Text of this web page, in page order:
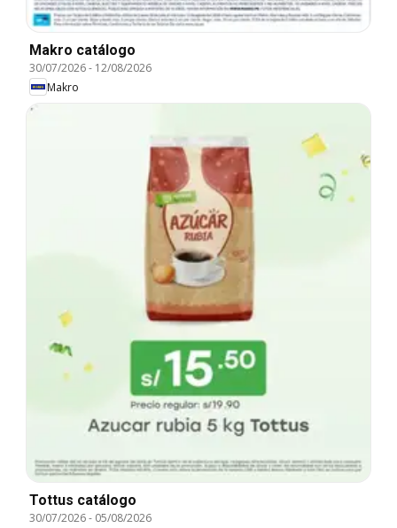
Makro catálogo
30/07/2026- 12/08/2026
Makro
Tottus catálogo
30/07/2026- 05/08/2026